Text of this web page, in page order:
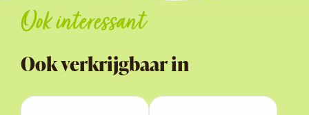
Ook interessant
Ook verkrijgbaar in